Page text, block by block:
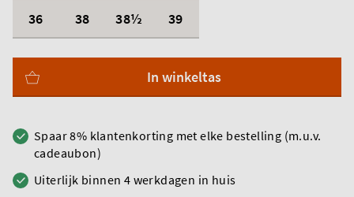
36
38 38½ 39
In winkeltas
Spaar 8% klantenkorting met elke bestelling (m.u.v.
cadeaubon)
Uiterlijk binnen 4 werkdagen in huis